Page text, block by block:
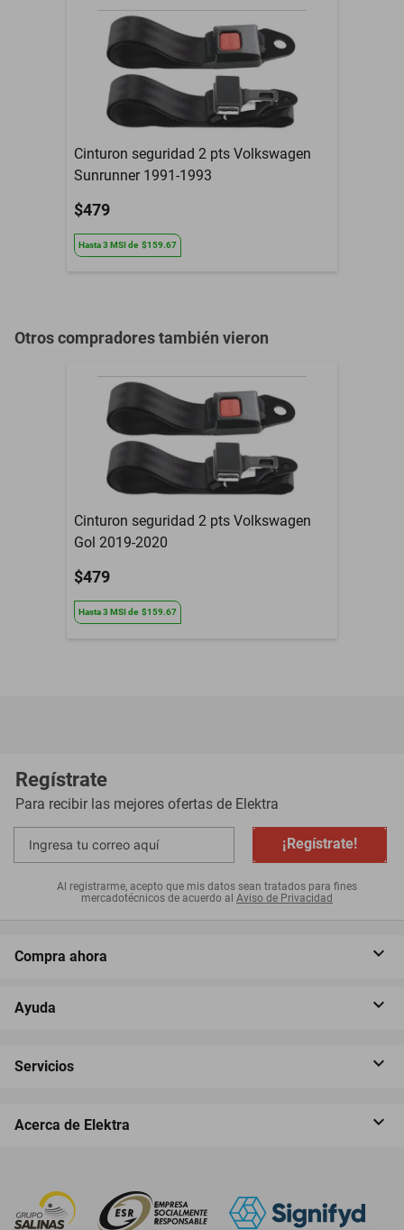
Modelo del Vehículo Solstice
Tipo De Refacción Espejo Retrovisor
2006 a 2010
Armadora Pontiac
Compatibilidad
Contenido del Empaque
Garantía con Proveedor
Cinturon seguridad 2 pts Volkswagen
Sunrunner 1991-1993
$479
Hasta3 MSI de $159.67
Otros compradores también vieron
Cinturon seguridad 2 pts Volkswagen
Gol 2019-2020
$479
Hasta3 MSIde $159.67
Regístrate
Para recibir las mejores ofertas de Elektra
¡Regístrate!
Al registrarme, acepto que mis datos sean tratados para fines
mercadotécnicos de acuerdo al Aviso de Privacidad
Compra ahora
Ayuda
Servicios
Acerca de Elektra